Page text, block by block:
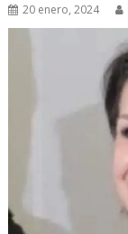
20 enero, 2024